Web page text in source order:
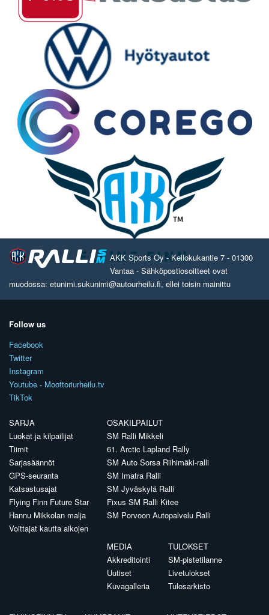
AKK Sports Oy - Kellokukantie 7 - 01300
Vantaa - Sähköpostiosoitteet ovat
muodossa: etunimi.sukunimi@autourheilu.fi, ellei toisin mainittu
Follow us
Facebook
Twitter
Instagram
Youtube - Moottoriurheilu.tv
TikTok
SARJA
Luokat ja kilpailijat
Tiimit
Sarjasäännöt
GPS-seuranta
Katsastusajat
Flying Finn Future Star
Hannu Mikkolan malja
Voittajat kautta aikojen
OSAKILPAILUT
SM Ralli Mikkeli
61. Arctic Lapland Rally
SM Auto Sorsa Riihimäki-ralli
SM Imatra Ralli
SM Jyväskylä Ralli
Fixus SM Ralli Kitee
SM Porvoon Autopalvelu Ralli
MEDIA
Akkreditointi
Uutiset
Kuvagalleria
TULOKSET
SM-pistetilanne
Livetulokset
Tulosarkisto